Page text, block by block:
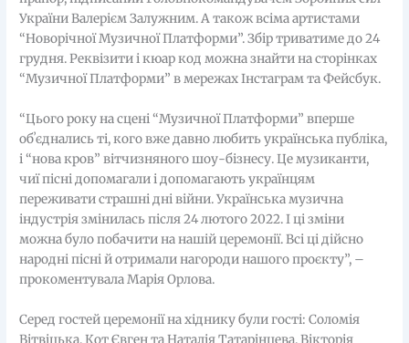
України Валерієм Залужним. А також всіма артистами
“Новорічної Музичної Платформи”. Збір триватиме до 24
грудня. Реквізити і кюар код можна знайти на сторінках
“Музичної Платформи” в мережах Інстаграм та Фейсбук.
“Цього року на сцені “Музичної Платформи” вперше
обʼєднались ті, кого вже давно любить українська публіка,
і “нова кров” вітчизняного шоу-бізнесу. Це музиканти,
чиї пісні допомагали і допомагають українцям
переживати страшні дні війни. Українська музична
індустрія змінилась після 24 лютого 2022. І ці зміни
можна було побачити на нашій церемонії. Всі ці дійсно
народні пісні й отримали нагороди нашого проєкту”, –
прокоментувала Марія Орлова.
Серед гостей церемонії на хіднику були гості: Соломія
Вітвіцька, Кот Євген та Наталія Татарінцева, Вікторія